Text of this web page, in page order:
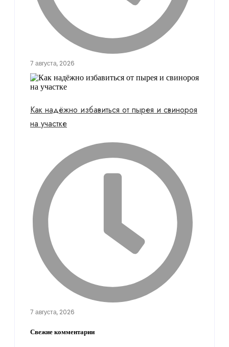
7 августа, 2026
Как надёжно избавиться от пырея и свинороя
на участке
7 августа, 2026
Свежие комментарии